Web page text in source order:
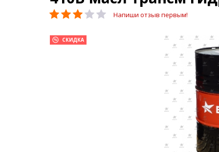
Напиши отзыв первым!
СКИДКА